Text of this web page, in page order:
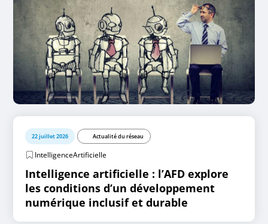
22 juillet 2026 Actualité du réseau
IntelligenceArtificielle
Intelligence artificielle : l’AFD explore
les conditions d’un développement
numérique inclusif et durable